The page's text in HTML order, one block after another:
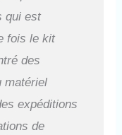
chambre de
une vanne
BCD peut
gratuite de 2L et
connecter
qui est
fois le kit
des
matériel
expéditions
de